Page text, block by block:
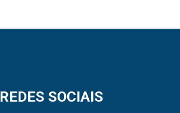
REDES SOCIAIS